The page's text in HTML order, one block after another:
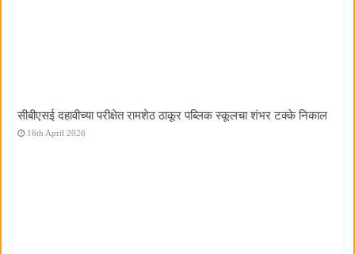
सीबीएसई दहावीच्या परीक्षेत रामशेठ ठाकूर पब्लिक स्कूलचा शंभर टक्के निकाल
16th April 2026